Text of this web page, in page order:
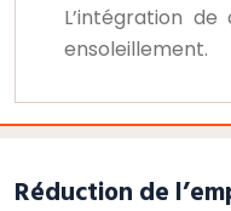
L’intégration
ensoleillement.
Réduction de